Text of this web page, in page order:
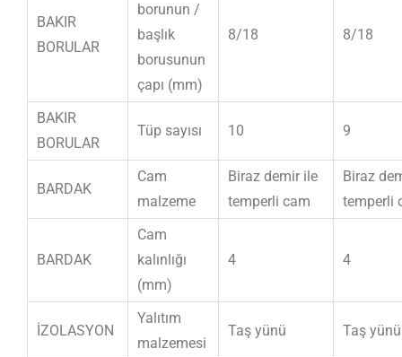
BAKIR
BORULAR
borunun /
başlık
borusunun
çapı (mm)
8/18 8/18
BAKIR
BORULAR
Tüp sayısı 10 9
BARDAK
Cam
malzeme
Biraz demir ile
temperli cam
Biraz
temperli
BARDAK
Cam
kalınlığı
(mm)
4 4
İZOLASYON
Yalıtım
malzemesi
Taş yünü Taş yünü